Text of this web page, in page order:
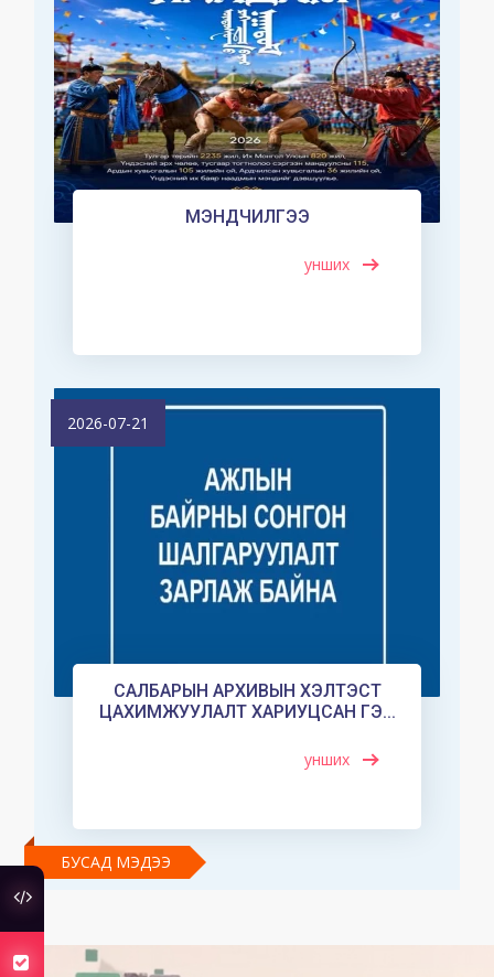
МЭНДЧИЛГЭЭ
унших
2026-07-21
САЛБАРЫН АРХИВЫН ХЭЛТЭСТ
ЦАХИМЖУУЛАЛТ ХАРИУЦСАН ГЭ...
унших
БУСАД МЭДЭЭ
хуулийн төсөлд санал авч байна